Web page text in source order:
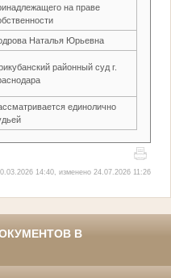
на праве
Наталья Юрьевна
районный суд г.
единолично
14:40, изменено 24.07.2026 11:26
В